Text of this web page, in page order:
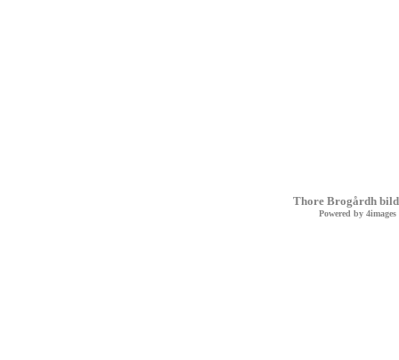
Thore Brogårdh
Powered by 4images